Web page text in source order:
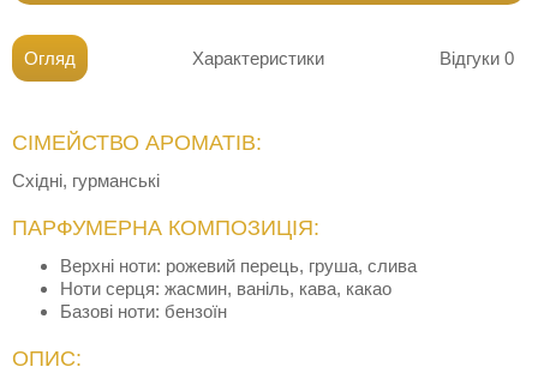
Огляд Характеристики Відгуки 0
СІМЕЙСТВО АРОМАТІВ:
Східні, гурманські
ПАРФУМЕРНА КОМПОЗИЦІЯ:
Верхні ноти: рожевий перець, груша, слива
Ноти серця: жасмин, ваніль, кава, какао
Базові ноти: бензоїн
ОПИС: